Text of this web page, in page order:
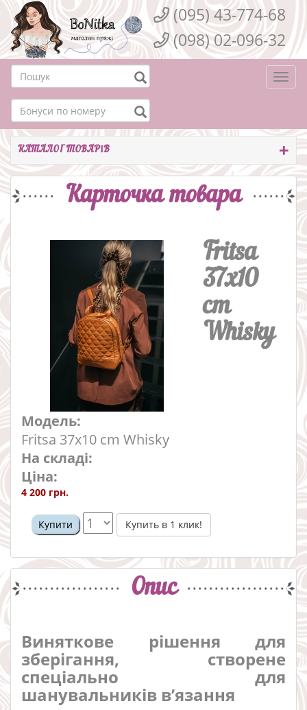
(095) 43-774-68
(098) 02-096-32
КАТАЛОГ ТОВАРІВ
Карточка товара
Fritsa
37x10
cm
Whisky
Модель:
Fritsa 37x10 cm Whisky
На складі:
Ціна:
4 200 грн.
Купити Купить в 1 клик!
Опис
Виняткове рішення для
зберігання, створене
спеціально для
шанувальників в’язання